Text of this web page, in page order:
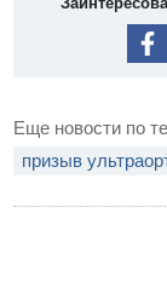
Еще новости по
призыв